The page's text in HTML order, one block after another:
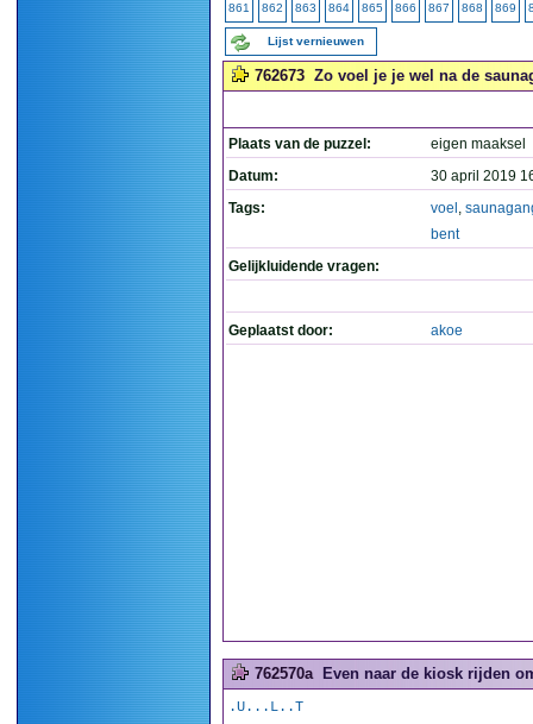
861 862 863 864 865 866 867 868 869
Lijst vernieuwen
762673 Zo voel je je wel na de
Plaats van de puzzel:
eigen maaksel
Datum:
30 april 2019
Tags:
voel ,
bent
Gelijkluidende vragen:
Geplaatst door: akoe
762570a Even naar de kiosk rijden
.U...L..T